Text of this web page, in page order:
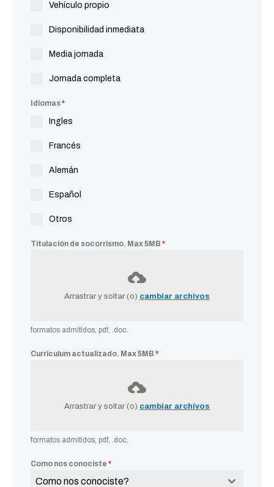
Vehículo propio
Disponibilidad inmediata
Media jornada
Jornada completa
Idiomas*
Ingles
Francés
Alemán
Español
Otros
Titulación de socorrismo. Max 5MB *
Arrastrar y soltar (o) cambiar archivos
formatos admitidos, pdf, .doc.
Curriculum actualizado. Max 5MB *
Arrastrar y soltar (o) cambiar archivos
formatos admitidos, pdf, .doc.
Como nos conociste *
Como nos conociste?